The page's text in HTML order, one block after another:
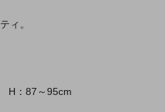
ィ。
H：87～95cm